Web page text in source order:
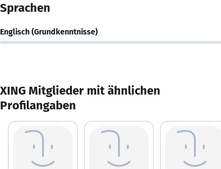
Sprachen
Englisch (Grundkenntnisse)
XING Mitglieder mit ähnlichen
Profilangaben